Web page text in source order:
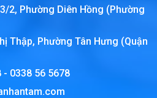
2, Phường Diên Hồng (Phường
Thập, Phường Tân Hưng (Quận
- 0338 56 5678